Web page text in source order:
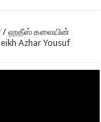
/ ஹதீஸ் கலையின்
Azhar Yousuf